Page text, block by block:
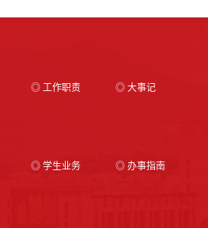
◎ 工作职责 ◎ 大事记
◎ 学生业务 ◎ 办事指南